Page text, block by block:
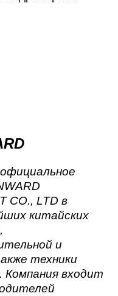
CO., LTD в
китайских
и
техники
Компания входит